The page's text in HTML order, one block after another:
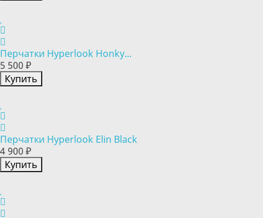
Перчатки Hyperlook Honky...
5 500 ₽
Купить
Перчатки Hyperlook Elin Black
4 900 ₽
Купить